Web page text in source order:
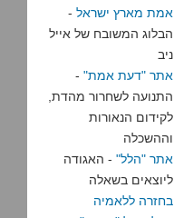
אמת מארץ ישראל -
הבלוג המשובח של אייל
ניב
אתר "דעת אמת" -
התנועה לשחרור מהדת,
לקידום הנאורות
וההשכלה
אתר "הלל" - האגודה
ליוצאים בשאלה
בחזרה ללאמיה